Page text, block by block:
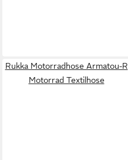
Rukka Motorradhose Armatou-R
Motorrad Textilhose